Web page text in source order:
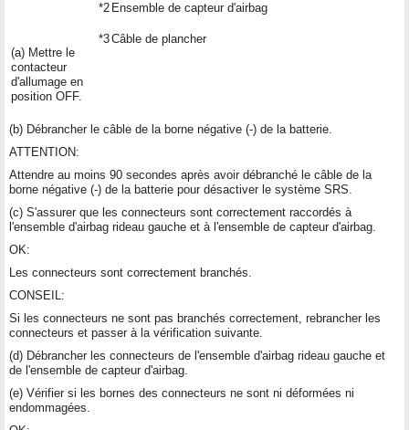
(a) Mettre le
contacteur
d'allumage en
position OFF.
*2 Ensemble de capteur d'airbag
*3Câble de plancher
(b) Débrancher le câble de la borne négative (-) de la batterie.
ATTENTION:
Attendre au moins 90 secondes après avoir débranché le câble de la
borne négative (-) de la batterie pour désactiver le système SRS.
(c) S'assurer que les connecteurs sont correctement raccordés à
l'ensemble d'airbag rideau gauche et à l'ensemble de capteur d'airbag.
OK:
Les connecteurs sont correctement branchés.
CONSEIL:
Si les connecteurs ne sont pas branchés correctement, rebrancher les
connecteurs et passer à la vérification suivante.
(d) Débrancher les connecteurs de l'ensemble d'airbag rideau gauche et
de l'ensemble de capteur d'airbag.
(e) Vérifier si les bornes des connecteurs ne sont ni déformées ni
endommagées.